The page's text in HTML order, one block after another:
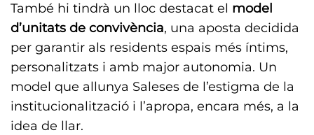
També hi tindrà un lloc destacat el model
d’unitats de convivència, una aposta decidida
per garantir als residents espais més íntims,
personalitzats i amb major autonomia. Un
model que allunya Saleses de l’estigma de la
institucionalització i l’apropa, encara més, a la
idea de llar.